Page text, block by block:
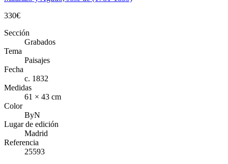
330€
Sección
Grabados
Tema
Paisajes
Fecha
c. 1832
Medidas
61 × 43 cm
Color
ByN
Lugar de edición
Madrid
Referencia
25593